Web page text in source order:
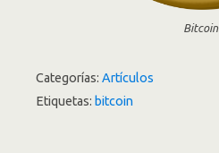
Bitcoin
Categorías: Artículos
Etiquetas: bitcoin